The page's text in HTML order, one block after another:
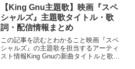
ためのチェックポイントSnow Manの佐久
間大介が単独主演...
【King Gnu主題歌】映画『スペ
シャルズ』主題歌タイトル・歌
詞・配信情報まとめ
この記事を読むとわかること映画『スペ
シャルズ』の主題歌を担当するアーティ
スト情報King Gnuの新曲タイトルと歌詞